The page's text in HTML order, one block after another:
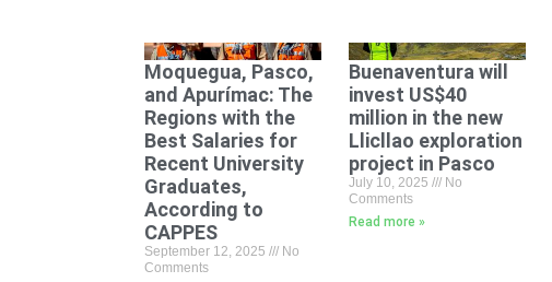
Moquegua, Pasco,
and Apurímac: The
Regions with the
Best Salaries for
Recent University
Graduates,
According to
CAPPES
September 12, 2025
No
Comments
Buenaventura will
invest US$40
million in the new
Llicllao exploration
project in Pasco
July 10, 2025
No
Comments
Read more »